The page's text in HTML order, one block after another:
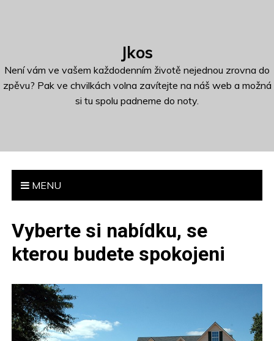
o
Jkos
Není vám ve vašem každodenním životě nejednou zrovna do
zpěvu? Pak ve chvilkách volna zavítejte na náš web a možná
si tu spolu padneme do noty.
MENU
Vyberte si nabídku, se
kterou budete spokojeni